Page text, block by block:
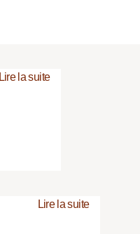
Lire la suite
Lire la suite